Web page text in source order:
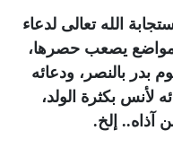
الله تعالى لدعاء
مواضع يصعب حصرها،
بدر بالنصر، ودعائه
لأنس بكثرة الولد،
آذاه.. إلخ.